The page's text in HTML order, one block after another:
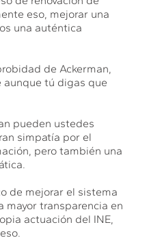
eso, mejorar una
una auténtica
de Ackerman,
aunque tú digas que
pueden ustedes
simpatía por el
pero también una
de mejorar el sistema
mayor transparencia en
actuación del INE,